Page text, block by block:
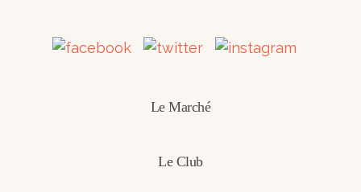
Le Marché
Le Club